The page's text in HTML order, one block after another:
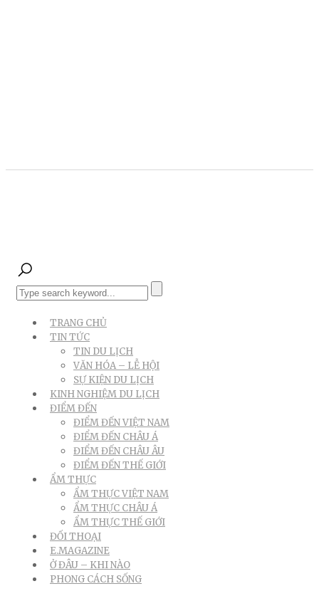
TRANG CHỦ
TIN TỨC
TIN DU LỊCH
VĂN HÓA – LỄ HỘI
SỰ KIỆN DU LỊCH
KINH NGHIỆM DU LỊCH
ĐIỂM ĐẾN
ĐIỂM ĐẾN VIỆT NAM
ĐIỂM ĐẾN CHÂU Á
ĐIỂM ĐẾN CHÂU ÂU
ĐIỂM ĐẾN THẾ GIỚI
ẨM THỰC
ẨM THỰC VIỆT NAM
ẨM THỰC CHÂU Á
ẨM THỰC THẾ GIỚI
ĐỐI THOẠI
E.MAGAZINE
Ở ĐÂU – KHI NÀO
PHONG CÁCH SỐNG